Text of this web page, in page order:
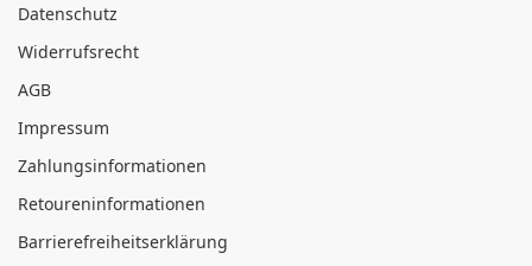
Datenschutz
Widerrufsrecht
AGB
Impressum
Zahlungsinformationen
Retoureninformationen
Barrierefreiheitserklärung